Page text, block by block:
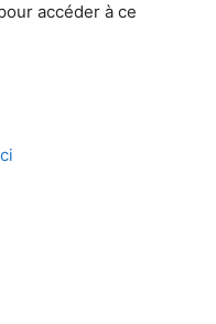
accéder à ce